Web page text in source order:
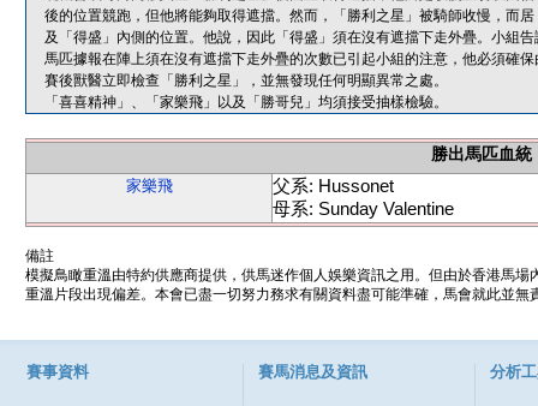
後的位置競跑，但他將能夠取得遮擋。然而，「勝利之星」被騎師收慢，而
及「得盛」內側的位置。他說，因此「得盛」須在沒有遮擋下走外疊。小組
馬匹據報在陣上須在沒有遮擋下走外疊的次數已引起小組的注意，他必須確
賽後獸醫立即檢查「勝利之星」，並無發現任何明顯異常之處。
「喜喜精神」、「家樂飛」以及「勝哥兒」均須接受抽樣檢驗。
勝出馬匹血統
家樂飛
父系: Hussonet
母系: Sunday Valentine
備註
模擬鳥瞰重溫由特約供應商提供，供馬迷作個人娛樂資訊之用。但由於香港馬
重溫片段出現偏差。本會已盡一切努力務求有關資料盡可能準確，馬會就此並
賽事資料 賽馬消息及資訊 分析